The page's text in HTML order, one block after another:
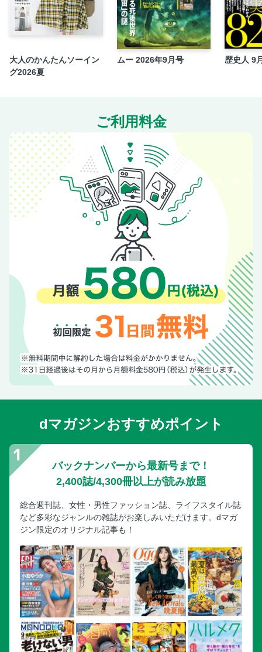
ディープインパクト
ドリームジャーニー
イクイノックス
ダート&障害王者も参戦! “夢舞台” 有馬記念
ダイユウサク
トウカイテイオー
ナリタブライアン
サクラローレル
ゼンノロブロイ
ダイワスカーレット
キタサンブラック
エフフォーリア
ドウデュース
第4章 感動の宝塚記念
ハイセイコー
タマモクロス
メジロライアン
マーベラスサンデー
メイショウドトウ
ナカヤマフェスタ
ラブリーデイ
サトノクラウン
タイトルホルダー
メイショウタバル
有馬記念の顔晩年まで愛され続けたナイスネイチャ
コスモバルク 有馬記念6度の挑戦!
トリビア、データ一覧
大人のかんたんソーイン
グ2026夏
ムー 2026年9月号 歴史人 9
ご利用料金
dマガジンおすすめポイント
バックナンバーから最新号まで！
2,400誌/4,300冊以上が読み放題
総合週刊誌、女性・男性ファッション誌、ライフスタイル誌
など多彩なジャンルの雑誌がお楽しみいただけます。dマガ
ジン限定のオリジナル記事も！